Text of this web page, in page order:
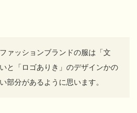
ァッションブランドの服は「文
と「ロゴありき」のデザインかの
部分があるように思います。